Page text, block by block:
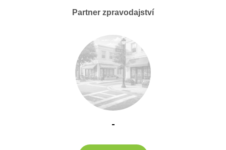
Partner zpravodajství
-